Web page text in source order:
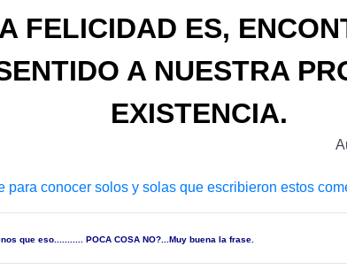
FELICIDAD ES,
A NUESTRA
EXISTENCIA.
para conocer solos y solas que escribieron estos
que eso........... POCA COSA NO?...Muy buena la frase.